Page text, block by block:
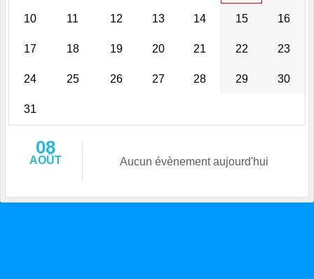
10 11 12 13 14 15 16
17 18 19 20 21 22 23
24 25 26 27 28 29 30
31
08
AOÛT Aucun évènement aujourd'hui